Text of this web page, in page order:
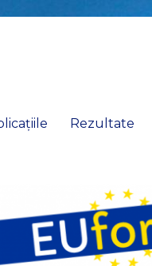
Rezultate